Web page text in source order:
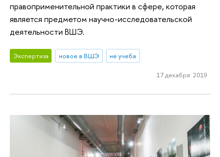
правоприменительной практики в сфере, которая
является предметом научно-исследовательской
деятельности ВШЭ.
Экспертиза новое в ВШЭ не учеба
17 декабря 2019